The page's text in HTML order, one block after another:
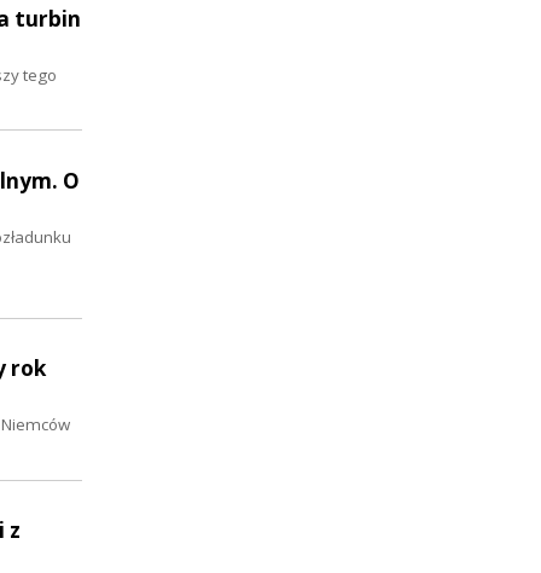
turbin
tego
O
rok
z